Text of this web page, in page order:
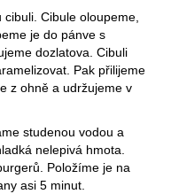
Cibule oloupeme,
je do pánve s
dozlatova. Cibuli
Pak přilijeme
z ohně a udržujeme v
studenou vodou a
nelepivá hmota.
Položíme je na
asi 5 minut.